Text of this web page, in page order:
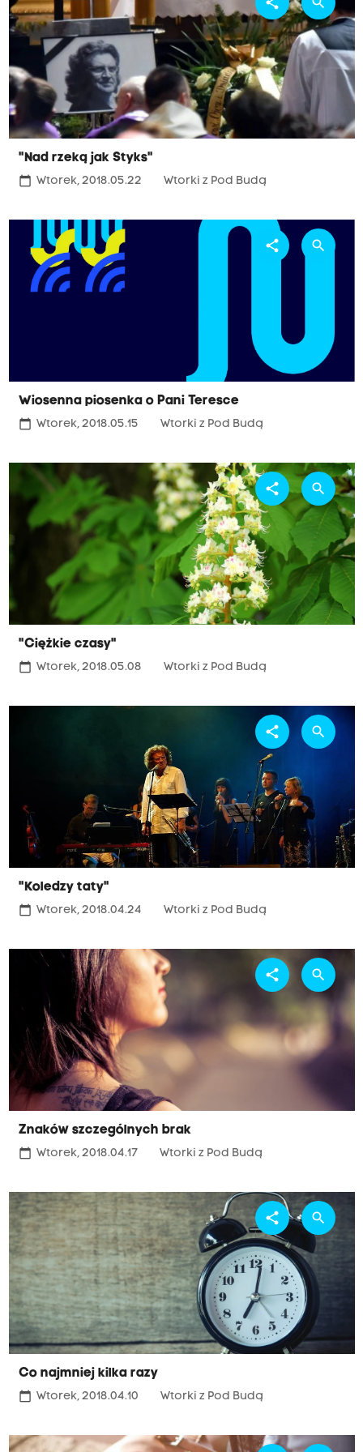
"Nad rzeką jak Styks"
calendar_today Wtorek, 2018.05.22 Wtorki z Pod Budą
Wiosenna piosenka o Pani Teresce
calendar_today Wtorek, 2018.05.15 Wtorki z Pod Budą
share search
"Ciężkie czasy"
calendar_today Wtorek, 2018.05.08 Wtorki z Pod Budą
share search
"Koledzy taty"
calendar_today Wtorek, 2018.04.24 Wtorki z Pod Budą
share search
Znaków szczególnych brak
calendar_today Wtorek, 2018.04.17 Wtorki z Pod Budą
share search
Co najmniej kilka razy
calendar_today Wtorek, 2018.04.10 Wtorki z Pod Budą
share search